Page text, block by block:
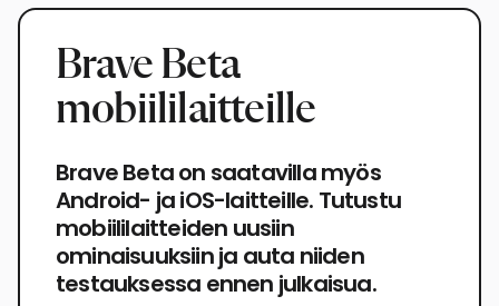
Brave Beta
mobiililaitteille
Brave Beta on saatavilla myös
Android- ja iOS-laitteille. Tutustu
mobiililaitteiden uusiin
ominaisuuksiin ja auta niiden
testauksessa ennen julkaisua.